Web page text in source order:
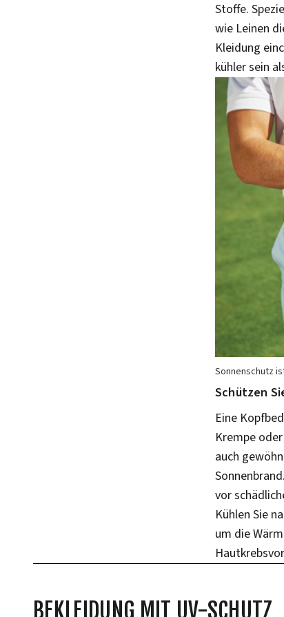
Stoffe.
wie Leinen
Kleidung
kühler sein
Sonnenschutz
Schützen
Eine
Krempe
auch
vor
Kühlen Sie
um die
BEKLEIDUNG MIT UV-SCHUTZ